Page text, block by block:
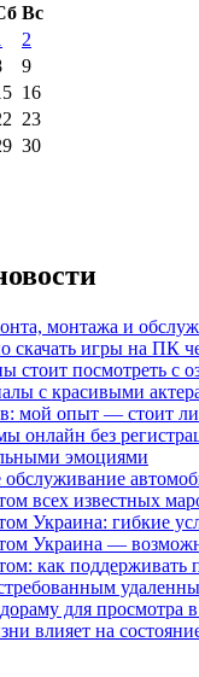
Вс
2
9
16
23
30
монтажа и
скачать игры на ПК
стоит посмотреть с
с красивыми
мой опыт — стоит ли
онлайн без
эмоциями
всех известных
Украина: гибкие
Украина —
как поддерживать
для просмотра
влияет на